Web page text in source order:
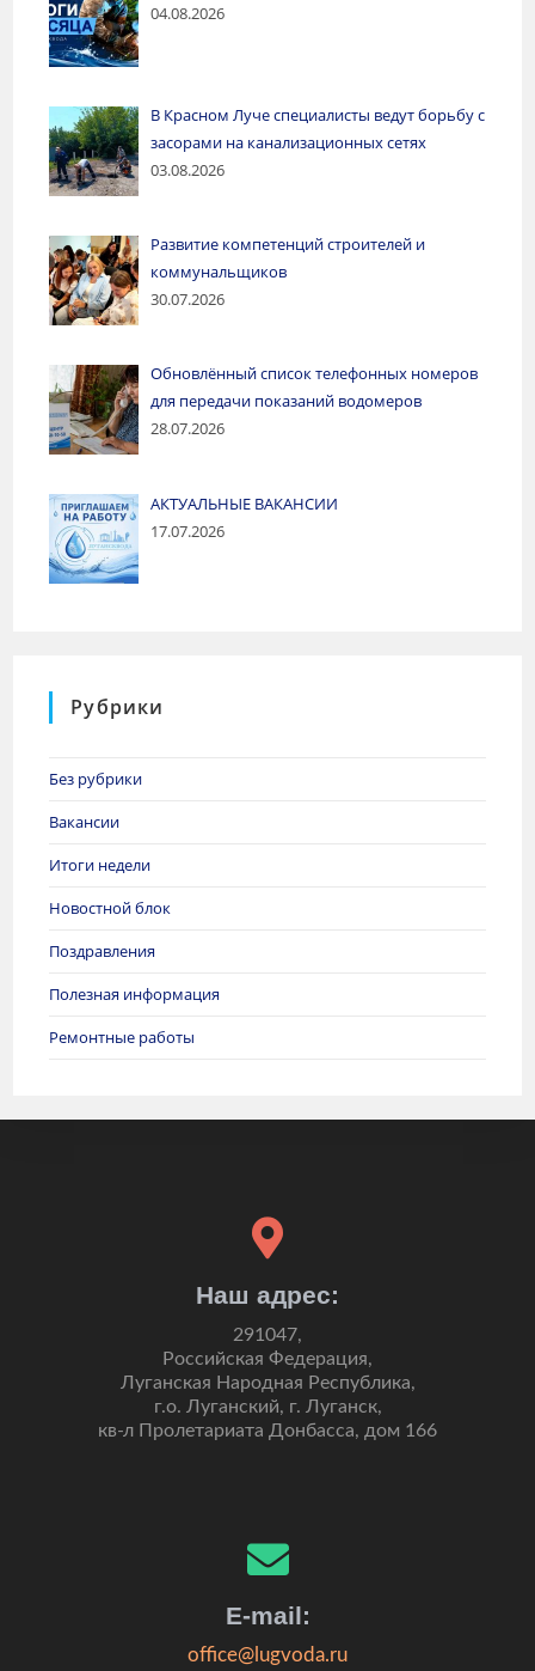
04.08.2026
В Красном Луче специалисты ведут борьбу с
засорами на канализационных сетях
03.08.2026
Развитие компетенций строителей и
коммунальщиков
30.07.2026
Обновлённый список телефонных номеров
для передачи показаний водомеров
28.07.2026
АКТУАЛЬНЫЕ ВАКАНСИИ
17.07.2026
Рубрики
Без рубрики
Вакансии
Итоги недели
Новостной блок
Поздравления
Полезная информация
Ремонтные работы
Наш адрес:
291047,
Российская Федерация,
Луганская Народная Республика,
г.о. Луганский, г. Луганск,
кв-л Пролетариата Донбасса, дом 166
E-mail:
office@lugvoda.ru